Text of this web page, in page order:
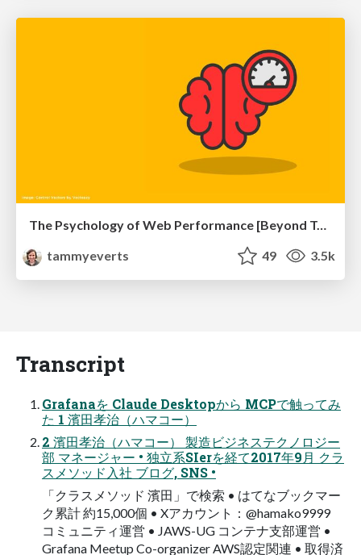
The Psychology of Web Performance [Beyond Tellerrand 2023]
tammyeverts
49 3.5k
Transcript
Grafanaを Claude Desktopから MCPで触ってみ
た 1 濱田孝治（ハマコー）
2 濱田孝治（ハマコー） 製造ビジネステクノロジー
部 マネージャー • 独立系SIerを経て2017年9月 クラ
スメソッド入社 ブログ, SNS •
「クラスメソッド 濱田」で検索 • はてなブックマー
ク累計 約15,000個 • Xアカウント：@hamako9999
コミュニティ運営 • JAWS-UG コンテナ支部運営 •
Grafana Meetup Co-organizer AWS認定関連 • 取得済